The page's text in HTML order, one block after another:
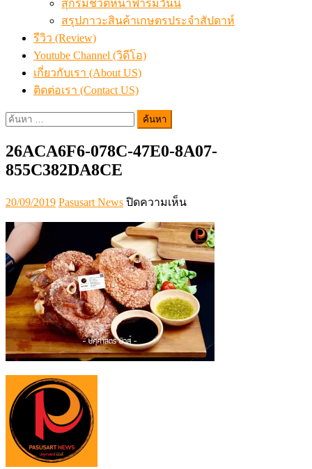
สุกรมีชีวิตหน้าฟาร์มวันนี้
สรุปภาวะสินค้าเกษตรประจำสัปดาห์
รีวิว (Review)
Youtube Channel (วิดีโอ)
เกี่ยวกับเรา (About US)
ติดต่อเรา (Contact US)
ค้นหา
26ACA6F6-078C-47E0-8A07-
855C382DA8CE
Posted
on
20/09/2019 Author
Pasusart News ปิดความเห็นบน
078C-
47E0-
8A07-
855C382DA8CE